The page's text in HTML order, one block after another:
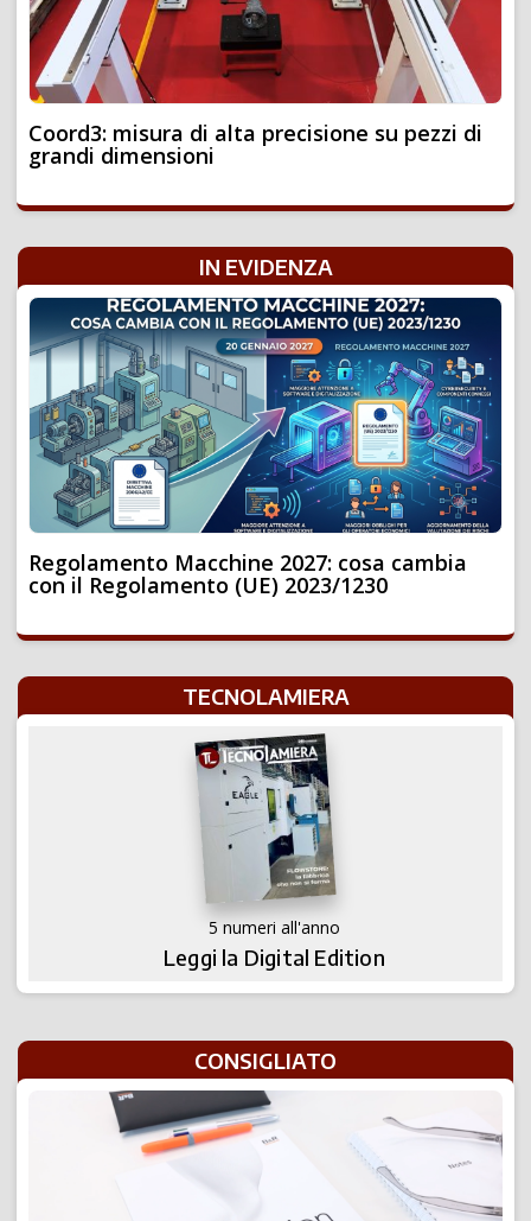
Coord3: misura di alta precisione su pezzi di
grandi dimensioni
IN EVIDENZA
Regolamento Macchine 2027: cosa cambia
con il Regolamento (UE) 2023/1230
TECNOLAMIERA
5 numeri all'anno
Leggi la Digital Edition
CONSIGLIATO